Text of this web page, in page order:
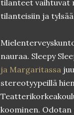
tilanteet vaihtuvat
tilanteisiin ja
nauraa. Sleepy
ja Margaritassa
stereotyypeillä
koominen.